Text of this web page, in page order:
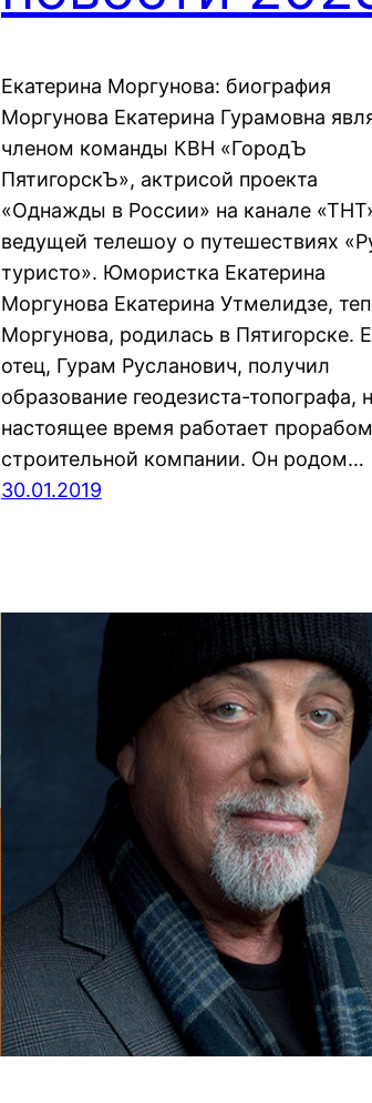
Екатерина Моргунова: биография
Моргунова Екатерина Гурамовна
членом команды КВН «ГородЪ
ПятигорскЪ», актрисой проекта
«Однажды в России» на канале
ведущей телешоу о путешествиях
туристо». Юмористка Екатерина
Моргунова Екатерина Утмелидзе,
Моргунова, родилась в Пятигорске.
отец, Гурам Русланович, получил
образование геодезиста-топографа,
настоящее время работает
строительной компании. Он родом…
30.01.2019